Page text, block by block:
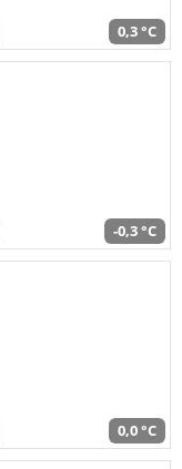
0,3 °C
-0,3 °C
0,0 °C